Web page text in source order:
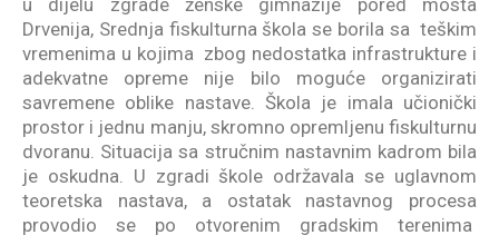
Drvenija, Srednja fiskulturna škola se borila sa teškim
vremenima u kojima zbog nedostatka infrastrukture i
adekvatne opreme nije bilo moguće organizirati
savremene oblike nastave. Škola je imala učionički
prostor i jednu manju, skromno opremljenu fiskulturnu
dvoranu. Situacija sa stručnim nastavnim kadrom bila
je oskudna. U zgradi škole održavala se uglavnom
teoretska nastava, a ostatak nastavnog procesa
provodio se po otvorenim gradskim terenima